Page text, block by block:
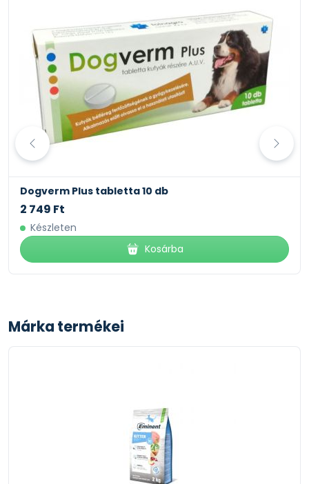
béta-glükánok, taurin, L-karnitin, gyógynövény
komplex (csalán, ánizs, Yucca schidigera), glükózamin,
kondroitin-szulfát, adalékanyagok (vitaminok,
nyomelemek, aminosavak)
Metabolizálható energia (ME): 15,17 MJ/kg
Dogverm Plus tabletta 10 db
2 749 Ft
Készleten
Kosárba
Márka termékei